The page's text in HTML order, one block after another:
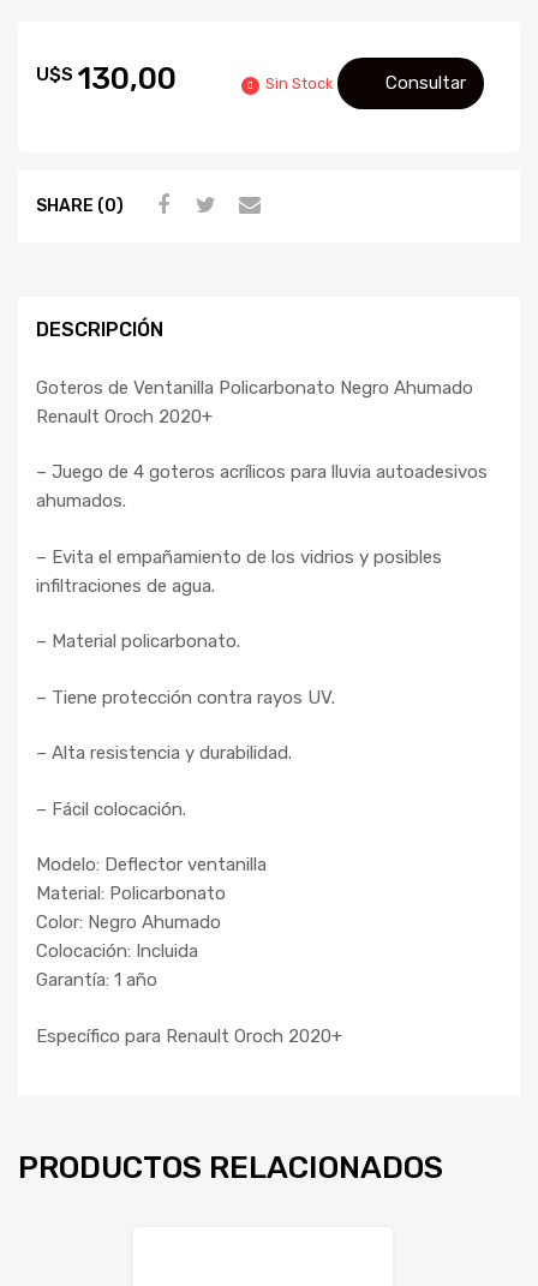
U$S 130,00 Sin Stock Consultar
SHARE (0)
DESCRIPCIÓN
Goteros de Ventanilla Policarbonato Negro Ahumado
Renault Oroch 2020+
– Juego de 4 goteros acrílicos para lluvia autoadesivos
ahumados.
– Evita el empañamiento de los vidrios y posibles
infiltraciones de agua.
– Material policarbonato.
– Tiene protección contra rayos UV.
– Alta resistencia y durabilidad.
– Fácil colocación.
Modelo: Deflector ventanilla
Material: Policarbonato
Color: Negro Ahumado
Colocación: Incluida
Garantía: 1 año
Específico para Renault Oroch 2020+
PRODUCTOS RELACIONADOS